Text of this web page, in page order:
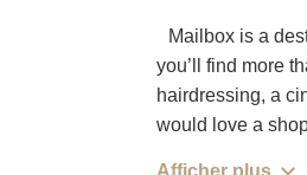
Mailbox is a
you’ll find more
hairdressing, a
would love a
Afficher plus